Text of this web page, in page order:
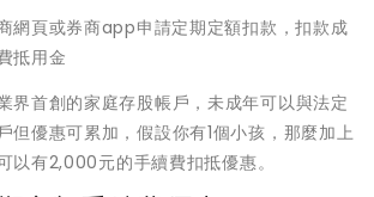
網頁或券商app申請定期定額扣款，扣款成
抵用金
界首創的家庭存股帳戶，未成年可以與法定
但優惠可累加，假設你有1個小孩，那麼加上
以有2,000元的手續費扣抵優惠。